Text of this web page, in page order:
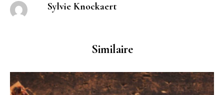
Sylvie Knockaert
Similaire